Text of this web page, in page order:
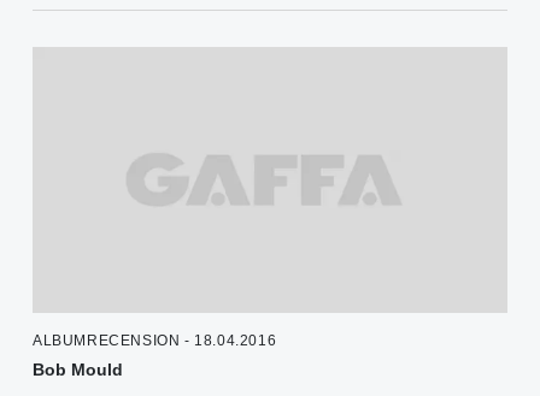
ALBUMRECENSION - 18.04.2016
Bob Mould